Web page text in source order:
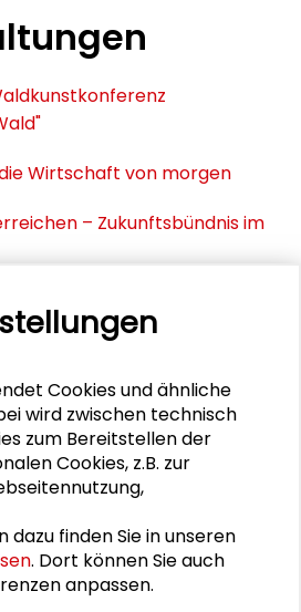
Wirtschaft von morgen
– Zukunftsbündnis im
auf Gleichheit
Cookies und ähnliche
wird zwischen technisch
zum Bereitstellen der
Cookies, z.B. zur
finden Sie in unseren
. Dort können Sie auch
anpassen.